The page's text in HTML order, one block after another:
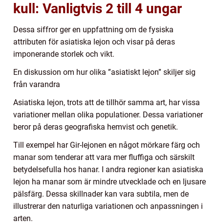
kull: Vanligtvis 2 till 4 ungar
Dessa siffror ger en uppfattning om de fysiska
attributen för asiatiska lejon och visar på deras
imponerande storlek och vikt.
En diskussion om hur olika ”asiatiskt lejon” skiljer sig
från varandra
Asiatiska lejon, trots att de tillhör samma art, har vissa
variationer mellan olika populationer. Dessa variationer
beror på deras geografiska hemvist och genetik.
Till exempel har Gir-lejonen en något mörkare färg och
manar som tenderar att vara mer fluffiga och särskilt
betydelsefulla hos hanar. I andra regioner kan asiatiska
lejon ha manar som är mindre utvecklade och en ljusare
pälsfärg. Dessa skillnader kan vara subtila, men de
illustrerar den naturliga variationen och anpassningen i
arten.